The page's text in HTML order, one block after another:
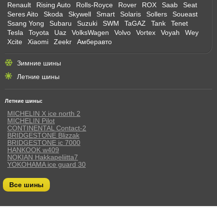
Renault
Rising Auto Rolls-Royce Rover ROX Saab
Seat
Seres Aito
Skoda Skywell Smart Solaris Sollers
Soueast
Ssang Yong
Subaru Suzuki SWM TaGAZ Tank
Tenet
Tesla
Toyota Uaz VolksWagen Volvo Vortex Voyah
Wey
Xcite
Xiaomi Zeekr Амберавто
Зимние шины
Летние шины
Летние шины:
MICHELIN X ice north 2
MICHELIN Pilot
CONTINENTAL Contact-2
BRIDGESTONE Blizzak
BRIDGESTONE ic 7000
HANKOOK w409
NOKIAN Hakkapeliitta7
YOKOHAMA ice guard 30
Все шины